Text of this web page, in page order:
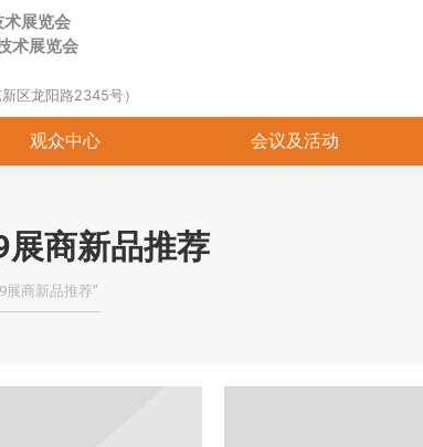
展览会
术展览会
区龙阳路2345号）
观众中心 会议及活动
展商新品推荐
展商新品推荐"
展商中心